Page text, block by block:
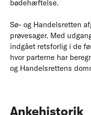
bødehæftelse.
Sø- og Handelsretten
prøvesager. Med
indgået retsforlig i de
hvor parterne har
og Handelsrettens
Ankehistorik